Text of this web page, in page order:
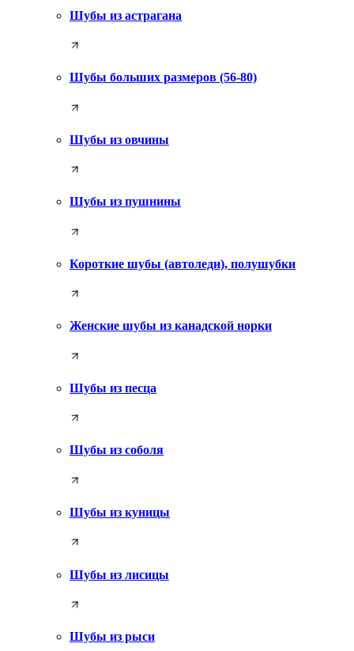
Шубы из астрагана
Шубы больших размеров (56-80)
Шубы из овчины
Шубы из пушнины
Короткие шубы (автоледи), полушубки
Женские шубы из канадской норки
Шубы из песца
Шубы из соболя
Шубы из куницы
Шубы из лисицы
Шубы из рыси